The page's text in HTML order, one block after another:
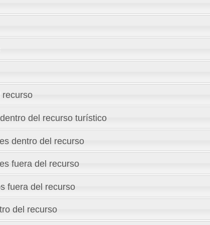
recurso
del recurso turístico
dentro del recurso
fuera del recurso
fuera del recurso
del recurso